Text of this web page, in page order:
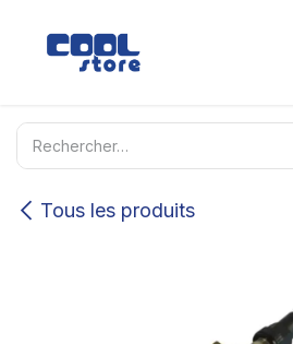
Tous les produits